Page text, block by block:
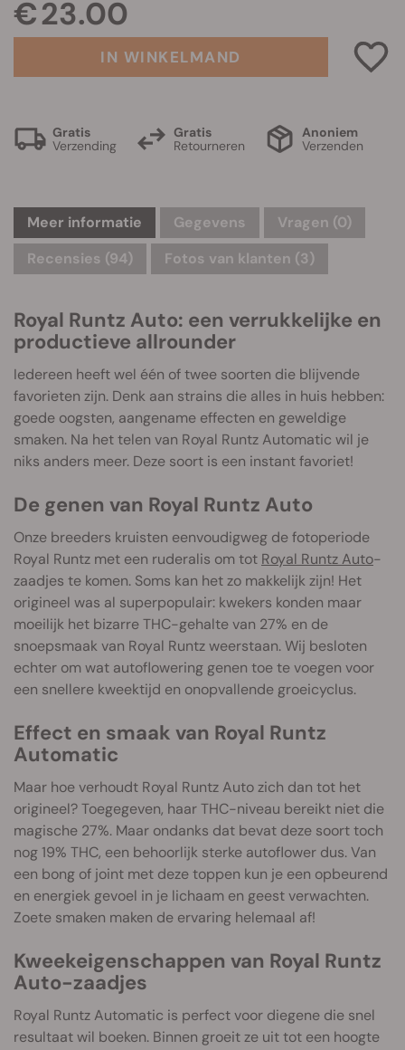
€ 23.00
IN WINKELMAND
Gratis
Verzending
Gratis
Retourneren
Anoniem
Verzenden
Meer informatie Gegevens Vragen (0)
Recensies (94)
Fotos van klanten (3)
Royal Runtz Auto: een verrukkelijke en
productieve allrounder
Iedereen heeft wel één of twee soorten die blijvende
favorieten zijn. Denk aan strains die alles in huis hebben:
goede oogsten, aangename effecten en geweldige
smaken. Na het telen van Royal Runtz Automatic wil je
niks anders meer. Deze soort is een instant favoriet!
De genen van Royal Runtz Auto
Onze breeders kruisten eenvoudigweg de fotoperiode
Royal Runtz met een ruderalis om tot Royal Runtz Auto-
zaadjes te komen. Soms kan het zo makkelijk zijn! Het
origineel was al superpopulair: kwekers konden maar
moeilijk het bizarre THC-gehalte van 27% en de
snoepsmaak van Royal Runtz weerstaan. Wij besloten
echter om wat autoflowering genen toe te voegen voor
een snellere kweektijd en onopvallende groeicyclus.
Effect en smaak van Royal Runtz
Automatic
Maar hoe verhoudt Royal Runtz Auto zich dan tot het
origineel? Toegegeven, haar THC-niveau bereikt niet die
magische 27%. Maar ondanks dat bevat deze soort toch
nog 19% THC, een behoorlijk sterke autoflower dus. Van
een bong of joint met deze toppen kun je een opbeurend
en energiek gevoel in je lichaam en geest verwachten.
Zoete smaken maken de ervaring helemaal af!
Kweekeigenschappen van Royal Runtz
Auto-zaadjes
Royal Runtz Automatic is perfect voor diegene die snel
resultaat wil boeken. Binnen groeit ze uit tot een hoogte